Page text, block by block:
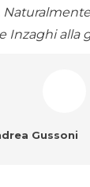
alla
Gussoni